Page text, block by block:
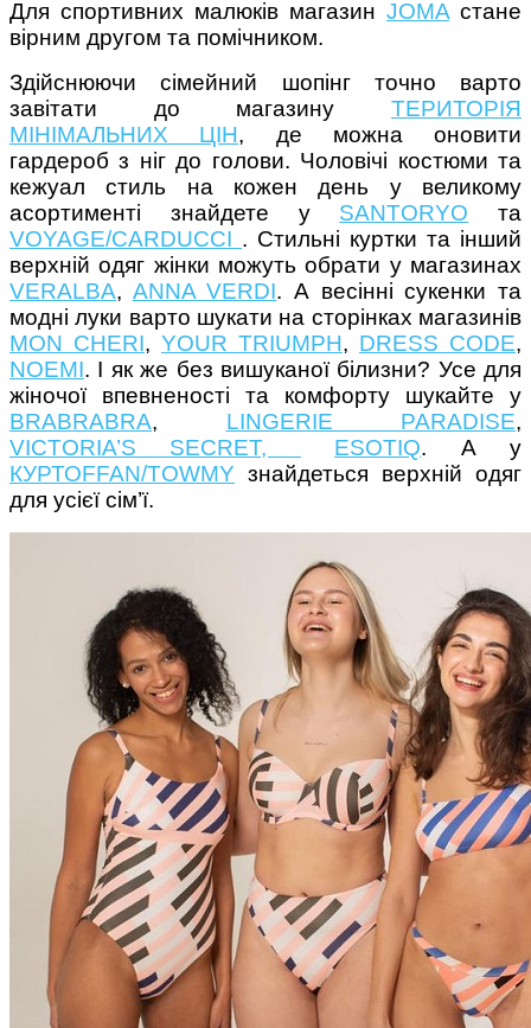
Для спортивних малюків магазин JOMAстане
вірним другом та помічником.
Здійснюючи сімейний шопінг точно варто
завітати до магазину ТЕРИТОРІЯ
МІНІМАЛЬНИХ ЦІН, де можна оновити
гардероб з ніг до голови. Чоловічі костюми та
кежуал стиль на кожен день у великому
асортименті знайдете у SANTORYO та
VOYAGE/СARDUCCI . Стильні куртки та інший
верхній одяг жінки можуть обрати у магазинах
VERALBA, ANNA VERDI. А весінні сукенки та
модні луки варто шукати на сторінках магазинів
MON CHERI, YOUR TRIUMPH, DRESS CODE,
NOEMI. І як же без вишуканої білизни? Усе для
жіночої впевненості та комфорту шукайте у
BRABRABRA, LINGERIE PARADISE,
VICTORIA’S SECRET,
ESOTIQ. А у
КУРТОFFAN/TOWMY знайдеться верхній одяг
для усієї сім’ї.